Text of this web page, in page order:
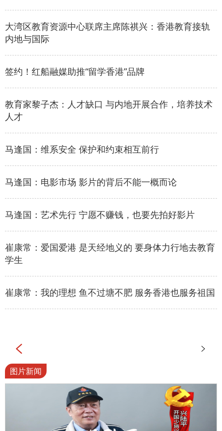
大湾区教育资源中心联席主席陈祺兴：香港教育接轨
内地与国际
签约！红船融媒助推“留学香港”品牌
教育家黎子杰：人才缺口 与内地开展合作，培养技术
人才
马逢国：维系安全 保护和约束相互前行
马逢国：电影市场 影片的背后不能一概而论
马逢国：艺术先行 宁愿不赚钱，也要先拍好影片
崔康常：爱国爱港 是天经地义的 要身体力行地去教育
学生
崔康常：我的理想 鱼不过塘不肥 服务香港也服务祖国
 
图片新闻